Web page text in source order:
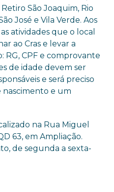
São Joaquim, Rio
José e Vila Verde. Aos
atividades que o local
ao Cras e levar a
CPF e comprovante
de idade devem ser
e será preciso
nascimento e um
na Rua Miguel
63, em Ampliação.
de segunda a sexta-